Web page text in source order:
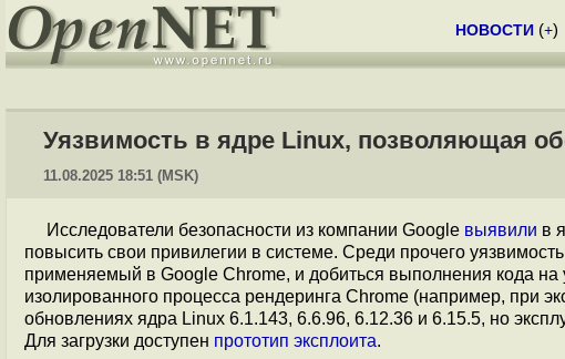
НОВОСТИ (+)
Уязвимость в ядре Linux, позволяющая
11.08.2025 18:51 (MSK)
Исследователи безопасности из компании Google выявили в
повысить свои привилегии в системе. Среди прочего
применяемый в Google Chrome, и добиться выполнения кода на
изолированного процесса рендеринга Chrome (например, при
обновлениях ядра Linux 6.1.143, 6.6.96, 6.12.36 и 6.15.5, но
Для загрузки доступен прототип эксплоита.